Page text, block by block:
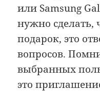
или Samsung
нужно сделать,
подарок, это
вопросов.
выбранных
это